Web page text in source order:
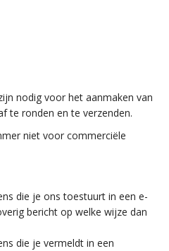
nodig voor het aanmaken van
te ronden en te verzenden.
niet voor commerciële
die je ons toestuurt in een e-
bericht op welke wijze dan
die je vermeldt in een